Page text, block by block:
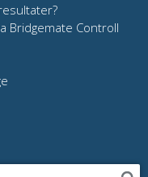
Bridgemate Controll